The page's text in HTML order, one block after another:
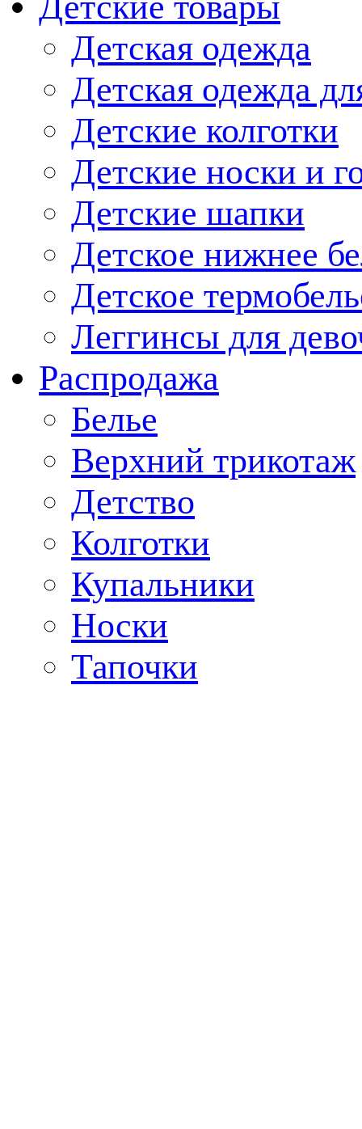
Детская одежда
Детская одежда
Детские колготки
Детские носки и
Детские шапки
Детское нижнее
Детское
Леггинсы для
Распродажа
Белье
Верхний трикотаж
Детство
Колготки
Купальники
Носки
Тапочки